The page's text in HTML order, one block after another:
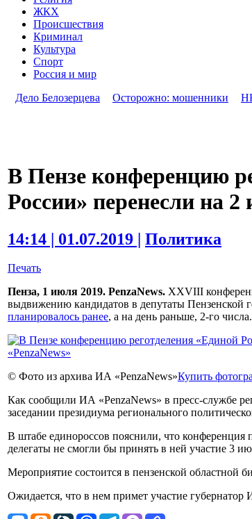
ЖКХ
Происшествия
Криминал
Культура
Спорт
Россия и мир
Дело Белозерцева
Осторожно: мошенники
В Пензе конференцию
России» перенесли на 2
14:14 | 01.07.2019 | Политика
Печать
Пенза, 1 июля 2019. PenzaNews. XXVIII
выдвижению кандидатов в депутаты Пензенской
планировалось ранее, а на день раньше, 2-го числа.
© Фото из архива ИА «PenzaNews»Купить
Как сообщили ИА «PenzaNews» в пресс-службе
заседании президиума регионального
В штабе единороссов пояснили, что конференция
делегаты не смогли бы принять в ней участие 3
Мероприятие состоится в пензенской
Ожидается, что в нем примет участие губернатор